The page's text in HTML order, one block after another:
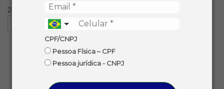
CPF/CNPJ
Pessoa Física – CPF
Pessoa jurídica - CNPJ
26 produtos ordenados por: